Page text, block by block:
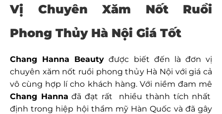
Vị Chuyên Xăm Nốt Ruồi
Phong Thủy Hà Nội Giá Tốt
Chang Hanna Beauty được biết đến là đơn vị
chuyên xăm nốt ruồi phong thủy Hà Nội với giá cả
vô cùng hợp lí cho khách hàng. Với niềm đam mê
Chang Hanna đã đạt rất nhiều thành tích nhất
định trong hiệp hội thẩm mỹ Hàn Quốc và đã gây